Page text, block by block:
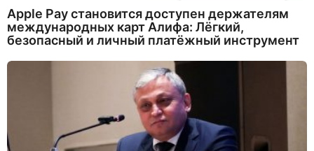
Apple Pay становится доступен держателям
международных карт Алифа: Лёгкий,
безопасный и личный платёжный инструмент